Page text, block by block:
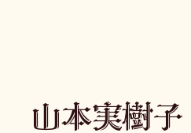
山本実樹子